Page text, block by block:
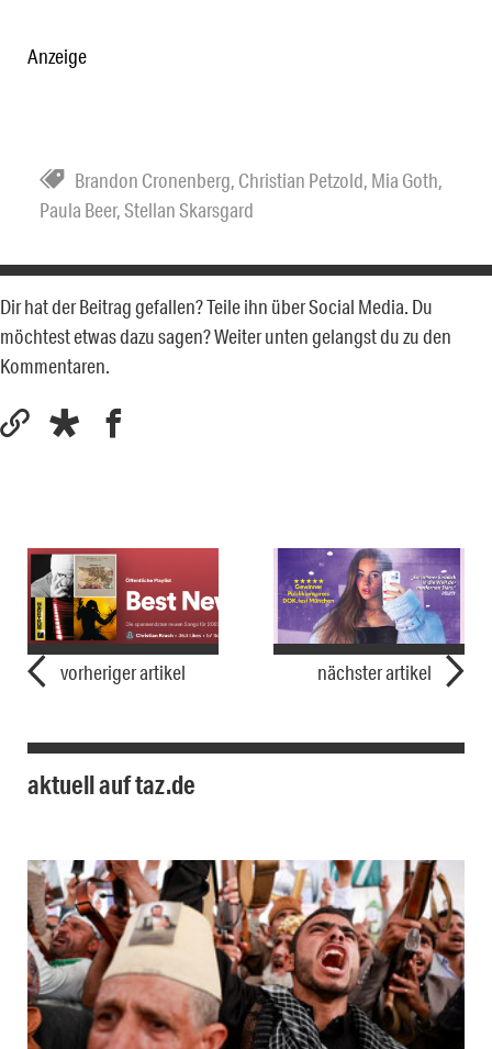
Anzeige
Brandon Cronenberg, Christian Petzold, Mia Goth,
Paula Beer,Stellan Skarsgard
Dir hat der Beitrag gefallen? Teile ihn über Social Media. Du
möchtest etwas dazu sagen? Weiter unten gelangst du zu den
Kommentaren.
vorheriger artikel nächster artikel
aktuell auf taz.de